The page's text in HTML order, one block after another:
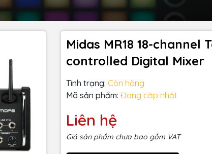
Midas MR18 18-channel
controlled Digital Mixer
Tình trạng: Còn hàng
Mã sản phẩm: Đang cập nhật
Liên hệ
Giá sản phẩm chưa bao gồm VAT